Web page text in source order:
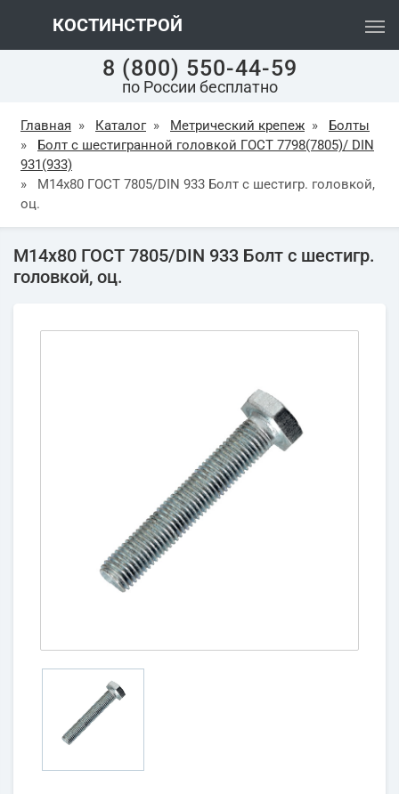
КОСТИНСТРОЙ
8 (800) 550-44-59
по России бесплатно
Главная » Каталог » Метрический крепеж »
Болты
»
Болт с шестигранной головкой ГОСТ 7798(7805)/ DIN
931(933)
»
М14х80 ГОСТ 7805/DIN 933 Болт с шестигр. головкой,
оц.
М14х80 ГОСТ 7805/DIN 933 Болт с шестигр.
головкой, оц.